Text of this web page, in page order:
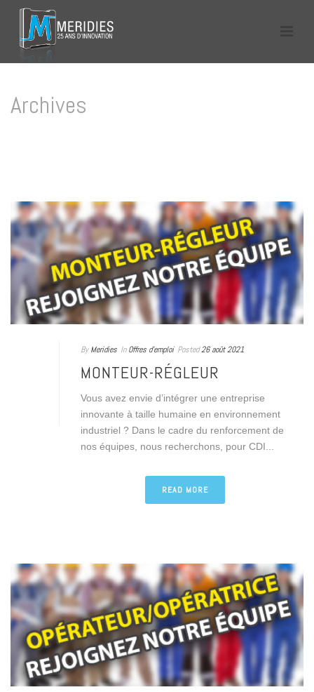
Archives
By Meridies In Offres d'emploi Posted26 août 2021
MONTEUR-RÉGLEUR
Vous avez envie d’intégrer une entreprise
innovante à taille humaine en environnement
industriel ? Dans le cadre du renforcement de
nos équipes, nous recherchons, pour CDI...
READ MORE